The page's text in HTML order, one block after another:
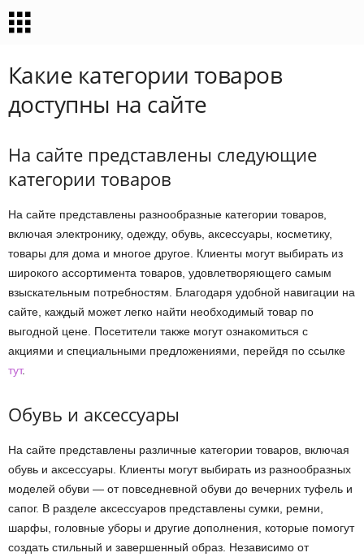
Какие категории товаров
доступны на сайте
На сайте представлены следующие
категории товаров
На сайте представлены разнообразные категории товаров,
включая электронику, одежду, обувь, аксессуары, косметику,
товары для дома и многое другое. Клиенты могут выбирать из
широкого ассортимента товаров, удовлетворяющего самым
взыскательным потребностям. Благодаря удобной навигации на
сайте, каждый может легко найти необходимый товар по
выгодной цене. Посетители также могут ознакомиться с
акциями и специальными предложениями, перейдя по ссылке
тут.
Обувь и аксессуары
На сайте представлены различные категории товаров, включая
обувь и аксессуары. Клиенты могут выбирать из разнообразных
моделей обуви — от повседневной обуви до вечерних туфель и
сапог. В разделе аксессуаров представлены сумки, ремни,
шарфы, головные уборы и другие дополнения, которые помогут
создать стильный и завершенный образ. Независимо от